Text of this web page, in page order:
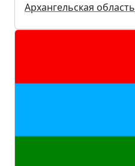
Архангельская область